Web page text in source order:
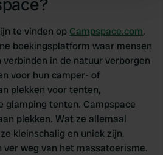
in the details section
content and ads, to
and to analyse our traffic.
about your use of our site with
and analytics partners who
information that you’ve
they’ve collected from your use
te vinden op Campspace.com.
boekingsplatform waar mensen
in de natuur verborgen
voor hun camper- of
plekken voor tenten,
glamping tenten. Campspace
plekken. Wat ze allemaal
kleinschalig en uniek zijn,
ver weg van het massatoerisme.